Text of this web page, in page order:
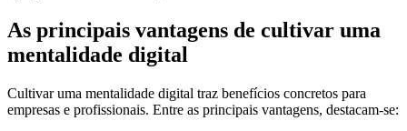
As principais vantagens de cultivar uma
mentalidade digital
Cultivar uma mentalidade digital traz benefícios concretos para
empresas e profissionais. Entre as principais vantagens, destacam-se: